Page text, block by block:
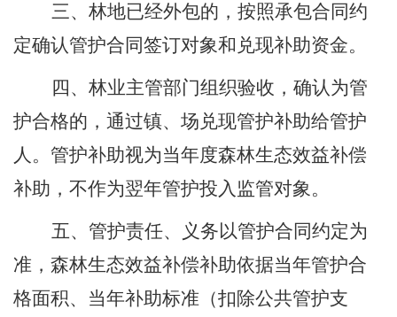
三、 林地已经外包的，按照承包合同约
定确认管护合同签订对象和兑现补助资金。
四、 林业主管部门组织验收，确认为管
护合格的，通过镇、场兑现管护补助给管护
人。管护补助视为当年度森林生态效益补偿
补助，不作为翌年管护投入监管对象。
五、 管护责任、义务以管护合同约定为
准，森林生态效益补偿补助依据当年管护合
格面积、当年补助标准（扣除公共管护支